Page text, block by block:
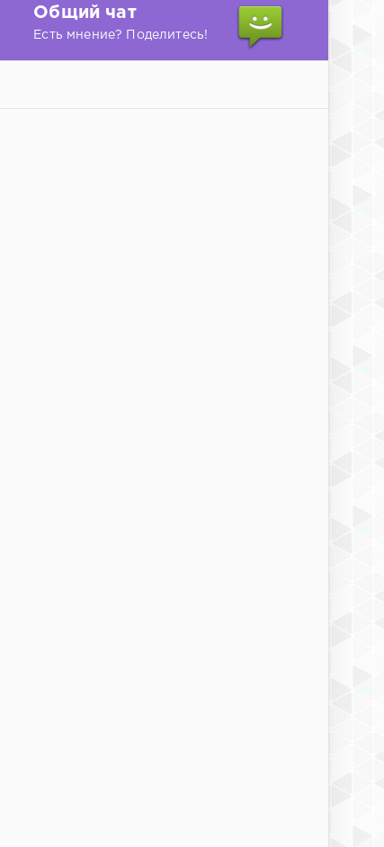
Общий чат
Есть мнение? Поделитесь!